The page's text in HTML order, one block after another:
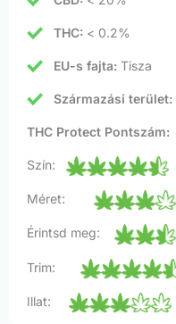
THC: < 0.2%
EU-s fajta: Tisza
Származási terület:
THC Protect Pontszám:
Szín:
Méret:
Érintsd meg:
Trim:
Illat: